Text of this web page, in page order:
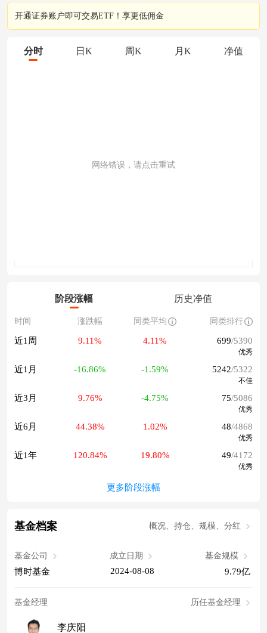
开通证券账户即可交易ETF！享更低佣金
分时 日K 周K 月K 净值
网络错误，请点击重试
阶段涨幅 历史净值
时间 涨跌幅 同类平均 同类排行
近1周 9.11% 4.11% 699/5390
优秀
近1月 -16.86% -1.59% 5242/5322
不佳
近3月 9.76% -4.75% 75/5086
优秀
近6月 44.38% 1.02% 48/4868
优秀
近1年 120.84% 19.80% 49/4172
优秀
更多阶段涨幅
基金档案 概况、持仓、规模、分红
基金公司
博时基金
成立日期
2024-08-08
基金规模
9.79亿
基金经理 历任基金经理
李庆阳